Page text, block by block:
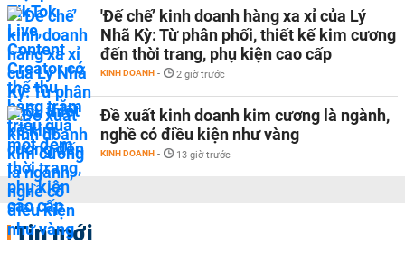
'Đế chế’ kinh doanh hàng xa xỉ của Lý
Nhã Kỳ: Từ phân phối, thiết kế kim cương
đến thời trang, phụ kiện cao cấp
KINH DOANH - 2 giờ trước
Đề xuất kinh doanh kim cương là ngành,
nghề có điều kiện như vàng
KINH DOANH - 13 giờ trước
Tin mới